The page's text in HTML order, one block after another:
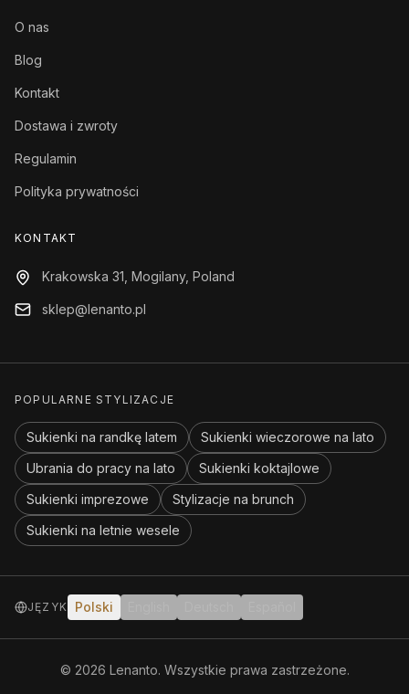
O nas
Blog
Kontakt
Dostawa i zwroty
Regulamin
Polityka prywatności
KONTAKT
Krakowska 31, Mogilany, Poland
sklep@lenanto.pl
POPULARNE STYLIZACJE
Sukienki na randkę latem
Sukienki wieczorowe na lato
Ubrania do pracy na lato
Sukienki koktajlowe
Sukienki imprezowe
Stylizacje na brunch
Sukienki na letnie wesele
JĘZYK Polski
© 2026 Lenanto. Wszystkie prawa zastrzeżone.